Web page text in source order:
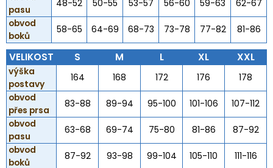
pasu
48-52 50-55 53-57 56-60 59-63
62-67
obvod
boků
58-65 64-69 68-73 73-78 77-82 81-86
VELIKOST S M L XL XXL
výška
postavy
164 168 172 176
178
obvod
přes prsa
83-88 89-94 95-100 101-106
107-112
obvod
pasu
63-68 69-74 75-80 81-86
87-92
obvod
boků
87-92 93-98 99-104 105-110 111-116